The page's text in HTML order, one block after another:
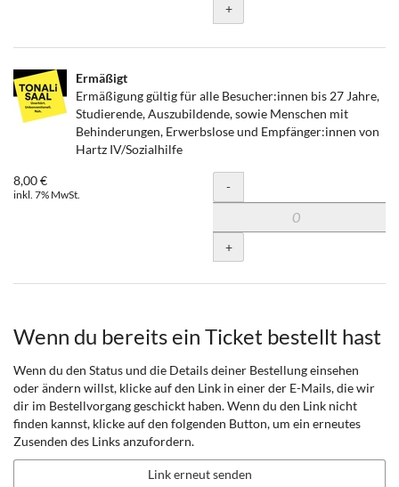
+
Ermäßigt
Ermäßigung gültig für alle Besucher:innen bis 27 Jahre,
Studierende, Auszubildende, sowie Menschen mit
Behinderungen, Erwerbslose und Empfänger:innen von
Hartz IV/Sozialhilfe
8,00 €
inkl. 7% MwSt. Menge
-
+
Wenn du bereits ein Ticket bestellt hast
Wenn du den Status und die Details deiner Bestellung einsehen
oder ändern willst, klicke auf den Link in einer der E-Mails, die wir
dir im Bestellvorgang geschickt haben. Wenn du den Link nicht
finden kannst, klicke auf den folgenden Button, um ein erneutes
Zusenden des Links anzufordern.
Link erneut senden